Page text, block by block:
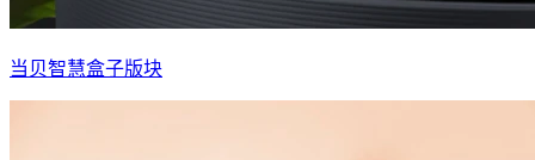
当贝智慧盒子版块